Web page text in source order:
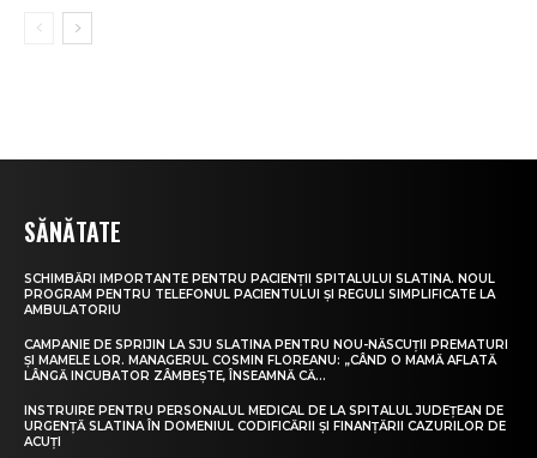
SĂNĂTATE
SCHIMBĂRI IMPORTANTE PENTRU PACIENȚII SPITALULUI SLATINA. NOUL
PROGRAM PENTRU TELEFONUL PACIENTULUI ȘI REGULI SIMPLIFICATE LA
AMBULATORIU
CAMPANIE DE SPRIJIN LA SJU SLATINA PENTRU NOU-NĂSCUȚII PREMATURI
ȘI MAMELE LOR. MANAGERUL COSMIN FLOREANU: „CÂND O MAMĂ AFLATĂ
LÂNGĂ INCUBATOR ZÂMBEȘTE, ÎNSEAMNĂ CĂ...
INSTRUIRE PENTRU PERSONALUL MEDICAL DE LA SPITALUL JUDEȚEAN DE
URGENȚĂ SLATINA ÎN DOMENIUL CODIFICĂRII ȘI FINANȚĂRII CAZURILOR DE
ACUȚI